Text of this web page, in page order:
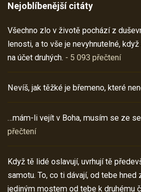
Nejoblíbenější citáty
Všechno zlo v životě pochází z
lenosti, a to vše je nevyhnutelné,
na účet druhých. - 5 093 přečtení
Nevíš, jak těžké je břemeno, které
…mám-li vejít v Boha, musím se ze
přečtení
Když tě lidé oslavují, uvrhují tě
samotu. To, co ti dávají, od tebe hned
jediným mostem od tebe k druhému